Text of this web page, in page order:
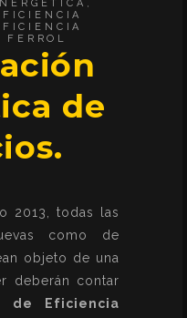
,
FERROL
de
2013, todas las
como de
objeto de una
deberán contar
de Eficiencia